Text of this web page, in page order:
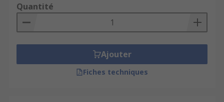
Les barrières fixes incluent les barrières
piétonnes et les barrières de circulation en
chaînes, les barrières de signalisation des zones
Les structures robustes sont fixées en
permanence dans le béton, au sol ou au mur. Elles
sont boulonnées en surface ou attachées à des
Quantité
Ajouter
Fiches techniques